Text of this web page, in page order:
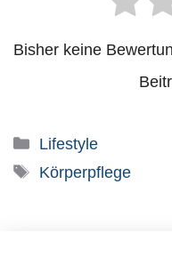
Bisher keine
Kategorien
Lifestyle
Schlagwörter
Körperpflege